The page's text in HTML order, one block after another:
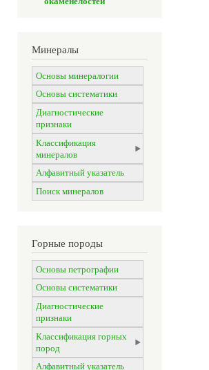
Минералы
Основы минералогии
Основы систематики
Диагностические
признаки
Классификация
минералов
Алфавитный указатель
Поиск минералов
Горные породы
Основы петрографии
Основы систематики
Диагностические
признаки
Классификация горных
пород
Алфавитный указатель